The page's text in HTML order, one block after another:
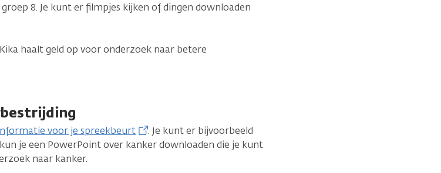
8. Je kunt er filmpjes kijken of dingen downloaden
haalt geld op voor onderzoek naar betere
voor je spreekbeurt
. Je kunt er bijvoorbeeld
je een PowerPoint over kanker downloaden die je kunt
naar kanker.